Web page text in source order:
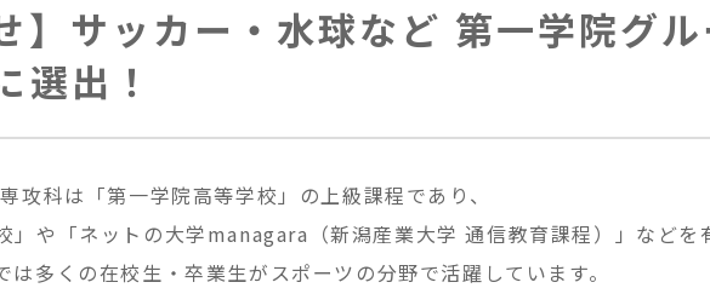
】サッカー・水球など 第一学院グ
選出！
攻科は「第一学院高等学校」の上級課程であり、
」や「ネットの大学managara（新潟産業大学 通信教育課程）」などを
は多くの在校生・卒業生がスポーツの分野で活躍しています。